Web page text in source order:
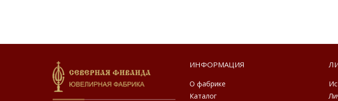
ИНФОРМАЦИЯ
О фабрике
Каталог